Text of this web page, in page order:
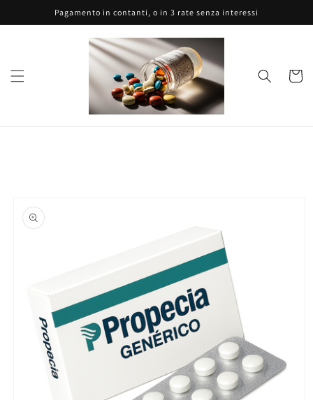
direttamente
ai contenuti
Pagamento in contanti, o in 3 rate senza interessi
Carrello
informazioni
sul prodotto